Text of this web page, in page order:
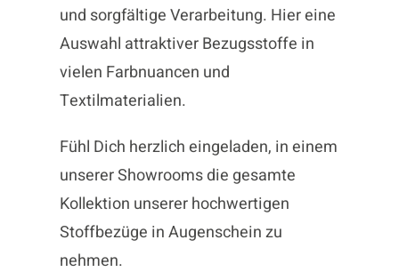
und sorgfältige Verarbeitung. Hier eine
Auswahl attraktiver Bezugsstoffe in
vielen Farbnuancen und
Textilmaterialien.
Fühl Dich herzlich eingeladen, in einem
unserer Showrooms die gesamte
Kollektion unserer hochwertigen
Stoffbezüge in Augenschein zu
nehmen.